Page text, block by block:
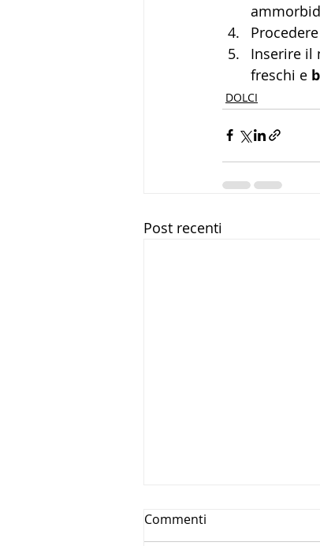
Inserire il
freschi e
DOLCI
Post recenti
Commenti